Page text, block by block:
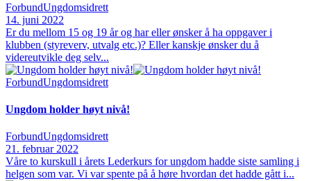
ForbundUngdomsidrett
14. juni 2022
Er du mellom 15 og 19 år og har eller ønsker å ha oppgaver i
klubben (styreverv, utvalg etc.)? Eller kanskje ønsker du å
videreutvikle deg selv...
ForbundUngdomsidrett
Ungdom holder høyt nivå!
ForbundUngdomsidrett
21. februar 2022
Våre to kurskull i årets Lederkurs for ungdom hadde siste samling i
helgen som var. Vi var spente på å høre hvordan det hadde gått i...